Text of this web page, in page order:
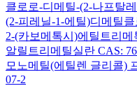
클로로-디메틸-(2-나프탈
(2-피레닐-1-에틸)디메틸
2-(카보메톡시)에틸트리메
알릴트리메틸실란 CAS:
모노메틸(에틸렌 글리콜)
07-2